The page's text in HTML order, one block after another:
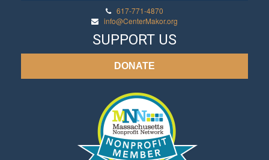
617-771-4870
info@CenterMakor.org
SUPPORT US
DONATE